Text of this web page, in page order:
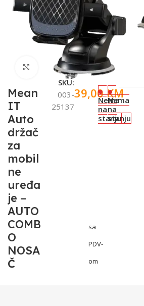
Click to enlarge
Mean
IT
Auto
držač
za
mobil
ne
uređa
je –
AUTO
COMB
O
NOSA
Č
SKU:
003-
25137
39,00KM
sa
PDV-
om
Nema
na
stanju
Nema
na
stanju